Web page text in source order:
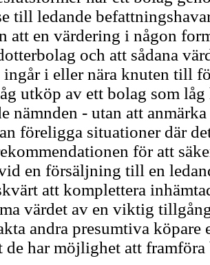
till ledande
att en värdering i någon
och att sådana
ingår i eller nära knuten till
utköp av ett bolag som
nämnden - utan att
föreligga situationer där
för att
en försäljning till en
att komplettera
värdet av en viktig
andra presumtiva
de har möjlighet att framföra